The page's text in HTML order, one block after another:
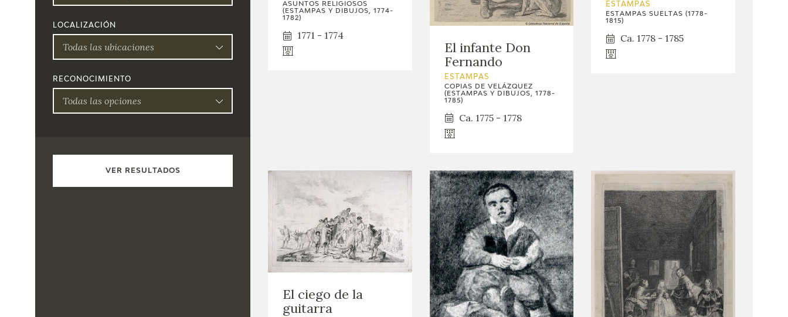
LOCALIZACIÓN
Todas las ubicaciones
RECONOCIMIENTO
Todas las opciones
ASUNTOS RELIGIOSOS
(ESTAMPAS Y DIBUJOS, 1774-
1782)
1771 - 1774
El infante Don
Fernando
ESTAMPAS
COPIAS DE VELÁZQUEZ
(ESTAMPAS Y DIBUJOS, 1778-
1785)
Ca. 1775 - 1778
ESTAMPAS
ESTAMPAS SUELTAS (1778-
1815)
Ca. 1778 - 1785
El ciego de la
guitarra